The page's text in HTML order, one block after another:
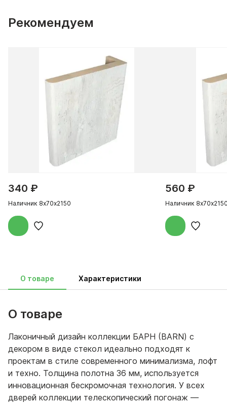
Рекомендуем
340 ₽
Наличник 8х70х2150
560 ₽
Наличник
О товаре Характеристики
О товаре
Лаконичный дизайн коллекции БАРН (BARN) с
декором в виде стекол идеально подходят к
проектам в стиле современного минимализма, лофт
и техно. Толщина полотна 36 мм, используется
инновационная бескромочная технология. У всех
дверей коллекции телескопический погонаж —